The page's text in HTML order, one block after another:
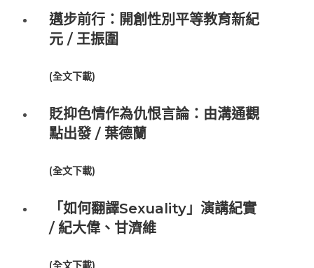
邁步前行：開創性別平等教育新紀
元 / 王振圍
(全文下載)
貶抑色情作為仇恨言論：由溝通觀
點出發 / 葉德蘭
(全文下載)
「如何翻譯Sexuality」演講紀實
/ 紀大偉、甘濟維
(全文下載)